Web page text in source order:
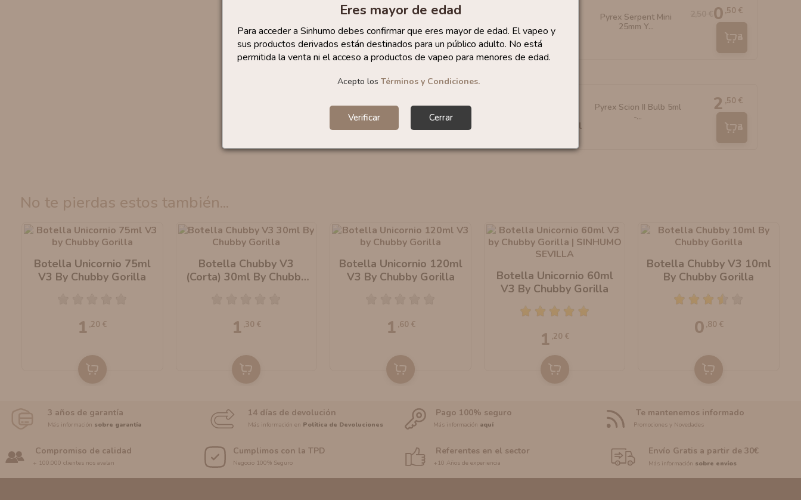
Eres mayor de edad
Para acceder a Sinhumo debes confirmar que eres mayor de edad. El vapeo y
sus productos derivados están destinados para un público adulto. No está
permitida la venta ni el acceso a productos de vapeo para menores de edad.
Acepto los Términos y Condiciones.
Verificar Cerrar
Pyrex Serpent Mini
25mm Y...
0 ,50 €
Añadir
Pyrex Scion II Bulb 5ml
-...
2 ,50 €
Añadir
no te pierdas estos también...
Botella Unicornio 75ml
V3 By Chubby Gorilla
1 ,20 €
Botella Chubby V3
(Corta) 30ml By Chubby
1 ,30 €
Botella Unicornio 120ml
V3 By Chubby Gorilla
1 ,60 €
Botella Unicornio 60ml
V3 By Chubby Gorilla
1 ,20 €
Botella Chubby V3 10ml
By Chubby Gorilla
0 ,80 €
3 años de garantía
Más información sobre garantía
14 días de devolución
Más información en Política de Devoluciones
Pago 100% seguro
Más información aquí
Te mantenemos informado
Promociones y Novedades
Compromiso de calidad
+ 100.000 clientes nos avalan
Cumplimos con la TPD
Negocio 100% Seguro
Referentes en el sector
+10 Años de experiencia
Envío Gratis a partir de 30€
Más información sobre envíos